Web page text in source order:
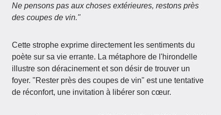
Ne pensons pas aux choses extérieures, restons près
des coupes de vin."
Cette strophe exprime directement les sentiments du
poète sur sa vie errante. La métaphore de l'hirondelle
illustre son déracinement et son désir de trouver un
foyer. "Rester près des coupes de vin" est une tentative
de réconfort, une invitation à libérer son cœur.